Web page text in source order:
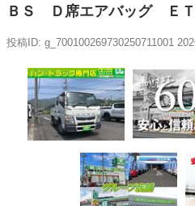
ＢＳ Ｄ席エアバッグ ＥＴ
投稿ID: g_700100269730250711001